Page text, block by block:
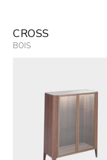
CROSS
BOIS